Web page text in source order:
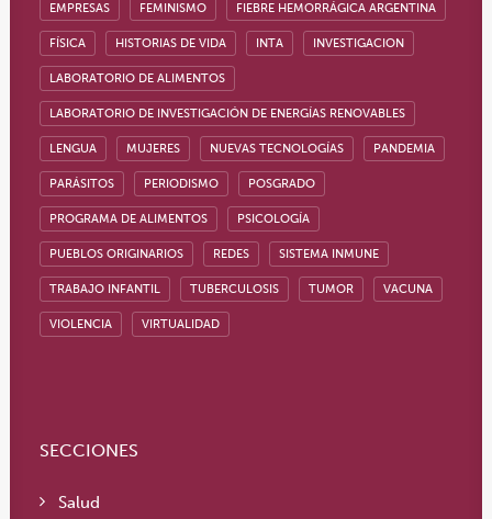
EMPRESAS FEMINISMO FIEBRE HEMORRÁGICA ARGENTINA
FÍSICA HISTORIAS DE VIDA INTA INVESTIGACION
LABORATORIO DE ALIMENTOS
LABORATORIO DE INVESTIGACIÓN DE ENERGÍAS RENOVABLES
LENGUA MUJERES NUEVAS TECNOLOGÍAS PANDEMIA
PARÁSITOS PERIODISMO POSGRADO
PROGRAMA DE ALIMENTOS PSICOLOGÍA
PUEBLOS ORIGINARIOS REDES SISTEMA INMUNE
TRABAJO INFANTIL TUBERCULOSIS TUMOR VACUNA
VIOLENCIA VIRTUALIDAD
SECCIONES
Salud